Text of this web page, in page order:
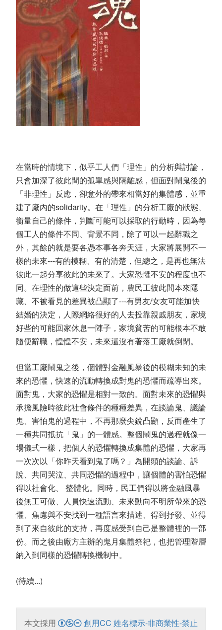
在當時的情境下，似乎工人們「理性」的分析與討論，
只會加深了彼此間的孤單感與隔離感，但面對鬧鬼後的
「非理性」反應，卻意外的帶來相當好的集體感，並重
建了廠內的solidarity。在「理性」的分析工廠的狀態、
衡量自己的條件，判斷可能可以採取的行動時，因為每
個工人的條件不同、背景不同，除了可以一起辭職之
外，其餘的就是要各憑本事各奔天涯，大家將展開不一
樣的未來---有的模糊、有的清楚，但總之，是再也無法
彼此一起分享彼此的未來了。大家恐懼不安的程度也不
同。在理性的做這些決定面前，農民工彼此間本來隱
藏、不被看見的差異被凸顯了---有男友/女友可能加快
結婚的決定，人際網絡很好的人去投靠親戚朋友，家境
好些的可能回家休息一陣子，家境貧苦的可能根本不敢
隨便辭職，惶惶不安，未來還沒有著落工廠就倒閉。
但當工廠鬧鬼之後，個體對金融風暴後的模糊未知的未
來的恐懼，快速的流動轉換成對鬼的恐懼而疏導出來。
面對鬼，大家的恐懼是相對一致的。面對未來的恐懼與
承擔風險時彼此社會條件的種種差異，在談論鬼、議論
鬼、害怕鬼的過程中，不再那麼尖銳凸顯，反而產生了
一種共同抵抗「鬼」的一體感。整個鬧鬼的過程就像一
場儀式一樣，把個人的恐懼轉換成集體的恐懼，大家再
一次次以「你昨天看到鬼了嗎？」為開頭的談論、訴
說、共同哭泣、共同恐懼的過程中，讓個體的害怕恐懼
得以社會化、 整體化。同時，民工們得以將金融風暴
後無工可做、人員快速流動、未來動向不明所帶來的恐
懼、焦慮與不安找到一種語言來描述、得到抒發、並得
到了來自彼此的支持，再度感受到自己是整體裡的一部
份。而之後由廠方主辦的鬼月集體祭祀，也把管理階層
納入到同樣的恐懼轉換機制中。
(待續...)
本文採用
創用CC 姓名標示-非商業性-禁止